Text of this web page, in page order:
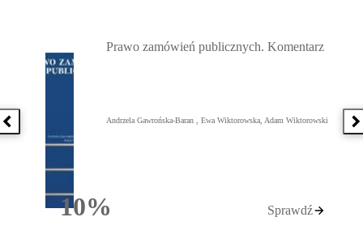
Poprzednia książka
10%Rabatu
Prawo zamówień publicznych. Komentarz
Andrzela Gawrońska-Baran , Ewa Wiktorowska, Adam Wiktorowski
Sprawdź